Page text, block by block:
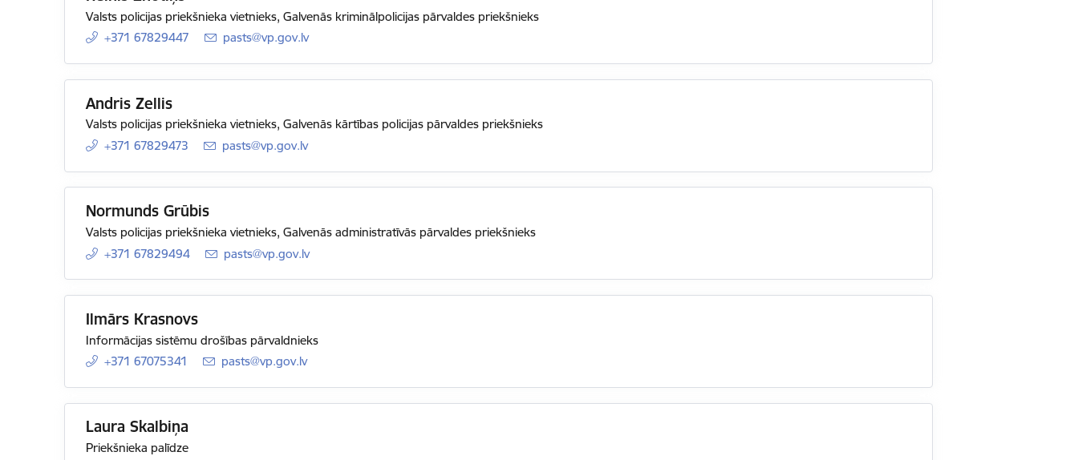
Valsts policijas priekšnieka vietnieks, Galvenās kriminālpolicijas pārvaldes priekšnieks
+371 67829447
E-pasts:
pasts@vp.gov.lv
Andris Zellis
Valsts policijas priekšnieka vietnieks, Galvenās kārtības policijas pārvaldes priekšnieks
+371 67829473
E-pasts:
pasts@vp.gov.lv
Normunds Grūbis
Valsts policijas priekšnieka vietnieks, Galvenās administratīvās pārvaldes priekšnieks
+371 67829494
E-pasts:
pasts@vp.gov.lv
Ilmārs Krasnovs
Informācijas sistēmu drošības pārvaldnieks
+371 67075341
E-pasts:
pasts@vp.gov.lv
Laura Skalbiņa
Priekšnieka palīdze